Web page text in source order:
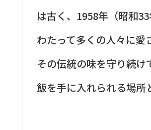
は古く、1958年（昭和
わたって多くの人々に愛
その伝統の味を守り続
飯を手に入れられる場所